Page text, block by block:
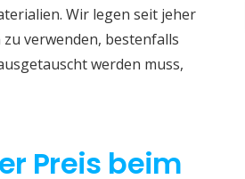
Wir legen seit jeher
verwenden, bestenfalls
werden muss,
Preis beim